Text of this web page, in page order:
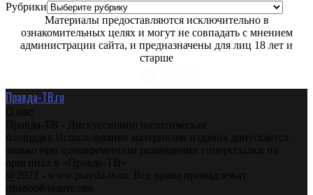
Рубрики
Материалы предоставляются исключительно в
ознакомительных целях и могут не совпадать с мнением
администрации сайта, и предназначены для лиц 18 лет и
старше
Правда-ТВ.ru
О нас
Правда-ТВ - Дискуссионно политическая
площадка.Использование материалов издания допускается
только при одновременном размещении гиперссылки на
оригинал в «Правда-ТВ»
@2023 - www.pravda-tv.ru. Все права принадлежат
правообладателям.